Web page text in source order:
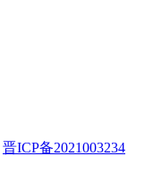
晋ICP备2021003234